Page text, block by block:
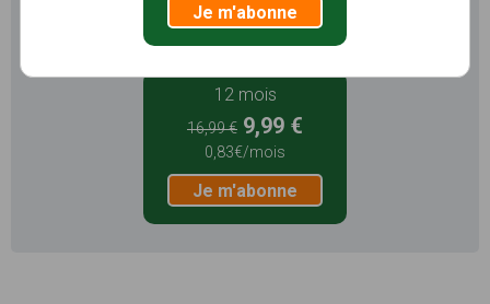
Je m'abonne
12 mois
16,99 € 9,99 €
0,83€/mois
Je m'abonne
Je m'abonne